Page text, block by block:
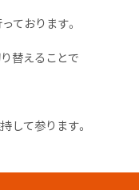
ております。
替えることで
して参ります。